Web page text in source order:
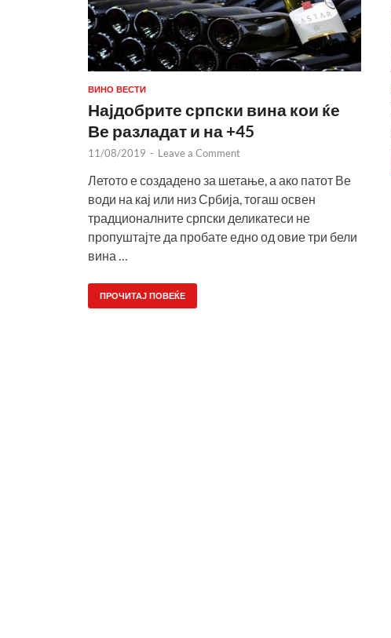
ВИНО ВЕСТИ
Најдобрите српски вина кои ќе
Ве разладат и на +45
11/08/2019 - Leave a Comment
Летото е создадено за шетање, а ако патот Ве
води на кај или низ Србија, тогаш освен
традционалните српски деликатеси не
пропуштајте да пробате едно од овие три бели
вина …
ПРОЧИТАЈ ПОВЕЌЕ